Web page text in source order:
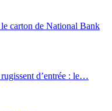
carton de National Bank
d’entrée : le…